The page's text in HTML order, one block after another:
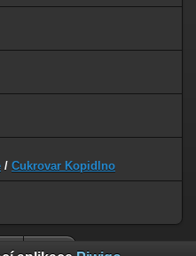
/ Cukrovar Kopidlno